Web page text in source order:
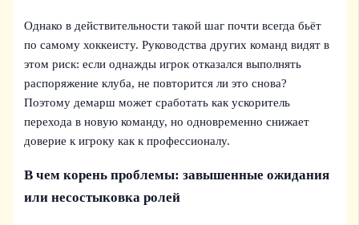
Однако в действительности такой шаг почти всегда бьёт
по самому хоккеисту. Руководства других команд видят в
этом риск: если однажды игрок отказался выполнять
распоряжение клуба, не повторится ли это снова?
Поэтому демарш может сработать как ускоритель
перехода в новую команду, но одновременно снижает
доверие к игроку как к профессионалу.
В чем корень проблемы: завышенные ожидания
или несостыковка ролей